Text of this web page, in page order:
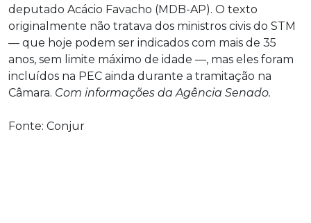
deputado Acácio Favacho (MDB-AP). O texto
originalmente não tratava dos ministros civis do STM
— que hoje podem ser indicados com mais de 35
anos, sem limite máximo de idade —, mas eles foram
incluídos na PEC ainda durante a tramitação na
Câmara. Com informações da Agência Senado.
Fonte: Conjur